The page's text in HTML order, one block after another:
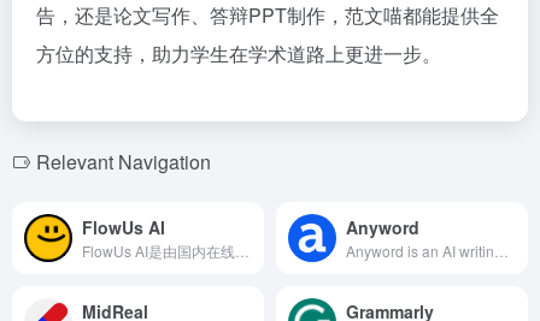
告，还是论文写作、答辩PPT制作，范文喵都能提供全
方位的支持，助力学生在学术道路上更进一步。
Relevant Navigation
FlowUs AI Anyword
MidReal Grammarly